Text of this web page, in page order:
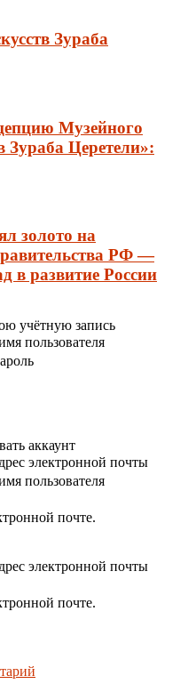
Зураба
Музейного
Зураба Церетели»:
золото на
РФ —
в развитие России
учётную запись
пользователя
аккаунт
электронной почты
пользователя
почте.
электронной почты
почте.